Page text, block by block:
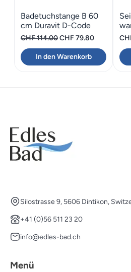
Badetuchstange B 60
cm Duravit D-Code
CHF114.00Ursprünglicher
Preis
war:
CHF79.80Aktueller
Preis
In den Warenkorb
Silostrasse 9, 5606 Dintikon,
+41 (0)56 511 23 20
info@edles-bad.ch
Menü